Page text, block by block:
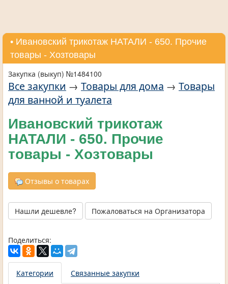
• Ивановский трикотаж НАТАЛИ - 650. Прочие
товары - Хозтовары
Закупка (выкуп) №1484100
Все закупки → Товары для дома → Товары
для ванной и туалета
Ивановский трикотаж
НАТАЛИ - 650. Прочие
товары - Хозтовары
Отзывы о товарах
Нашли дешевле? Пожаловаться на Организатора
Поделиться:
Категории
Связанные закупки